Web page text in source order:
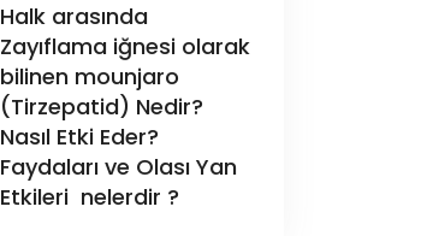
Halk arasında
Zayıflama iğnesi olarak
bilinen mounjaro
(Tirzepatid) Nedir?
Nasıl Etki Eder?
Faydaları ve Olası Yan
Etkileri nelerdir ?